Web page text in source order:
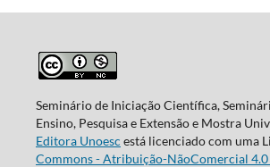
Seminário de Iniciação Científica,
Ensino, Pesquisa e Extensão e Mostra
Editora Unoesc está licenciado com uma
Commons - Atribuição-NãoComercial